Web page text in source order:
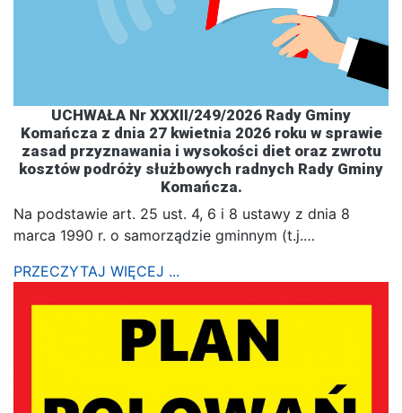
UCHWAŁA Nr XXXII/249/2026 Rady Gminy
Komańcza z dnia 27 kwietnia 2026 roku w sprawie
zasad przyznawania i wysokości diet oraz zwrotu
kosztów podróży służbowych radnych Rady Gminy
Komańcza.
Na podstawie art. 25 ust. 4, 6 i 8 ustawy z dnia 8
marca 1990 r. o samorządzie gminnym (t.j.…
PRZECZYTAJ WIĘCEJ ...